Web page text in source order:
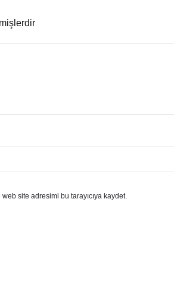
site adresimi bu tarayıcıya kaydet.